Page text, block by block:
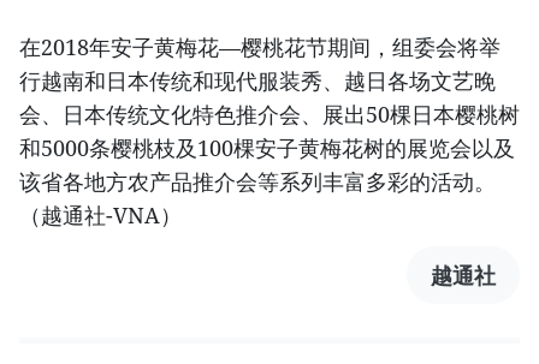
在2018年安子黄梅花—樱桃花节期间，组委会将举
行越南和日本传统和现代服装秀、越日各场文艺晚
会、日本传统文化特色推介会、展出50棵日本樱桃树
和5000条樱桃枝及100棵安子黄梅花树的展览会以及
该省各地方农产品推介会等系列丰富多彩的活动。
（越通社-VNA）
越通社